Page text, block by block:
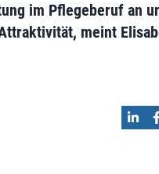
im Pflegeberuf an
meint